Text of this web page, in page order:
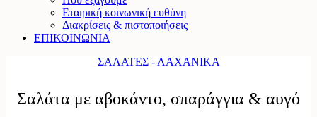
Εταιρική κοινωνική ευθύνη
Διακρίσεις & πιστοποιήσεις
ΕΠΙΚΟΙΝΩΝΙΑ
ΣΑΛΑΤΕΣ - ΛΑΧΑΝΙΚΑ
Σαλάτα με αβοκάντο, σπαράγγια & αυγό